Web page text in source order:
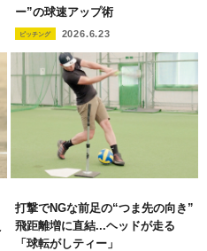
ー”の球速アップ術
ピッチング 2026.6.23
打撃でNGな前足の“つま先の向き”
飛距離増に直結...ヘッドが走る
「球転がしティー」